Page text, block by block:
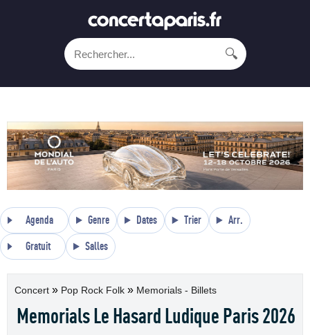
🔍
Agenda Genre Dates Trier Arr.
Gratuit Salles
Concert » Pop Rock Folk » Memorials - Billets
Memorials Le Hasard Ludique Paris 2026